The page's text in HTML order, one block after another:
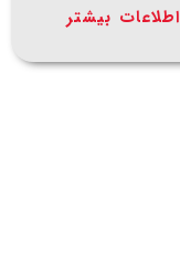
اطلاعات بیشتر